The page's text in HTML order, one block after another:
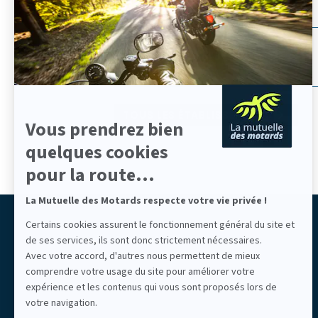
En
savoir
plus
sur
Axeptio
Vous prendrez bien
quelques cookies
pour la route...
La Mutuelle des Motards respecte votre vie privée !
Certains cookies assurent le fonctionnement général du site et
de ses services, ils sont donc strictement nécessaires.
Avec votre accord, d'autres nous permettent de mieux
comprendre votre usage du site pour améliorer votre
expérience et les contenus qui vous sont proposés lors de
votre navigation.
Auvergne-Rhône-Alpes
Centre-Val de Loire
Hauts-de-France
Nouvelle-Aquitaine
Provence-Alpes-Côte d'Azur
Par département
Augny
Bayonne
Brest
Cannes
Chartres
Étampes
Grenoble
La Rochelle
Lille
TOUS LES ÉTABLISSEMENTS
Liberté partagée
LIBERTÉ ASSURÉE
Mutuelle des Motards